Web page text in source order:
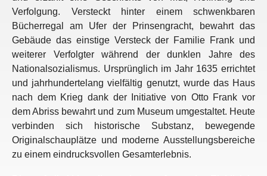
Verfolgung. Versteckt hinter einem schwenkbaren
Bücherregal am Ufer der Prinsengracht, bewahrt das
Gebäude das einstige Versteck der Familie Frank und
weiterer Verfolgter während der dunklen Jahre des
Nationalsozialismus. Ursprünglich im Jahr 1635 errichtet
und jahrhundertelang vielfältig genutzt, wurde das Haus
nach dem Krieg dank der Initiative von Otto Frank vor
dem Abriss bewahrt und zum Museum umgestaltet. Heute
verbinden sich historische Substanz, bewegende
Originalschauplätze und moderne Ausstellungsbereiche
zu einem eindrucksvollen Gesamterlebnis.